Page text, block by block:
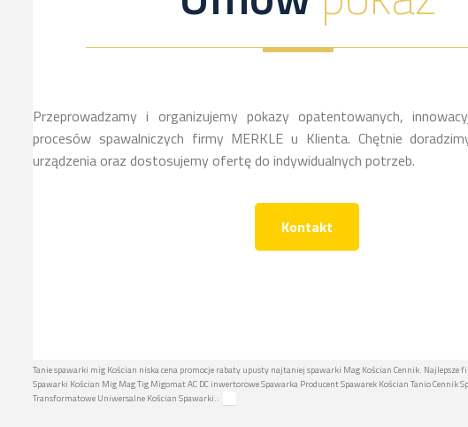
Przeprowadzamy i organizujemy pokazy opatentowanych,
procesów spawalniczych firmy MERKLE u Klienta. Chętnie
urządzenia oraz dostosujemy ofertę do indywidualnych potrzeb.
Kontakt
Tanie spawarki mig Kościan niska cena promocje rabaty upusty najtaniej spawarki Mag Kościan Cennik.
Spawarki Kościan Mig Mag Tig Migomat AC DC inwertorowe Spawarka Producent Spawarek Kościan Tanio
Transformatowe Uniwersalne Kościan Spawarki.: